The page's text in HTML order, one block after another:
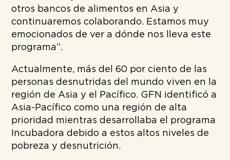
otros bancos de alimentos en Asia y
continuaremos colaborando. Estamos muy
emocionados de ver a dónde nos lleva este
programa”.
Actualmente, más del 60 por ciento de las
personas desnutridas del mundo viven en la
región de Asia y el Pacífico. GFN identificó a
Asia-Pacífico como una región de alta
prioridad mientras desarrollaba el programa
Incubadora debido a estos altos niveles de
pobreza y desnutrición.